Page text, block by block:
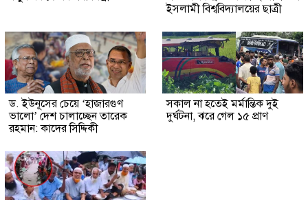
ইসলামী বিশ্ববিদ্যালয়ের ছাত্রী
ড. ইউনূসের চেয়ে ‘হাজারগুণ
ভালো’ দেশ চালাচ্ছেন তারেক
রহমান: কাদের সিদ্দিকী
সকাল না হতেই মর্মান্তিক দুই
দুর্ঘটনা, ঝরে গেল ১৫ প্রাণ